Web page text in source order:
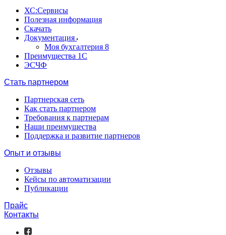
ХС:Сервисы
Полезная информация
Скачать
Документация
Моя бухгалтерия 8
Преимущества 1С
ЭСЧФ
Стать партнером
Партнерская сеть
Как стать партнером
Требования к партнерам
Наши преимущества
Поддержка и развитие партнеров
Опыт и отзывы
Отзывы
Кейсы по автоматизации
Публикации
Прайс
Контакты